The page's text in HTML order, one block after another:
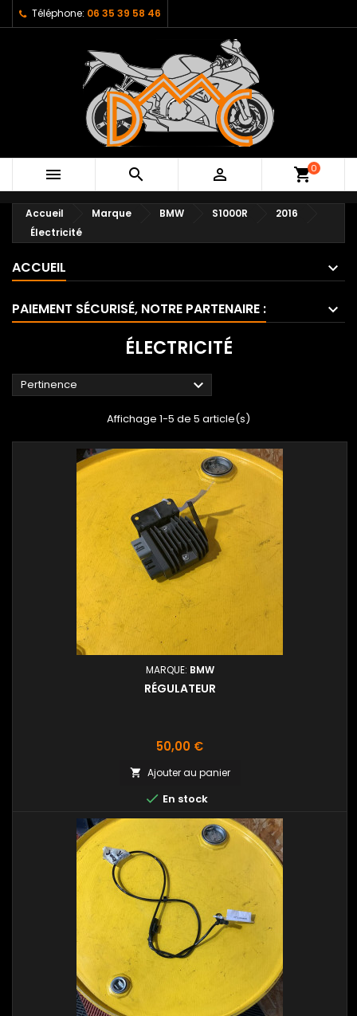
Téléphone: 06 35 39 58 46
   shopping_cart0
Accueil Marque BMW S1000R
2016
Électricité
ACCUEIL
PAIEMENT SÉCURISÉ, NOTRE PARTENAIRE :
ÉLECTRICITÉ
Pertinence 
Affichage 1-5 de 5 article(s)
MARQUE: BMW
RÉGULATEUR
Prix
50,00 €
 Ajouter au panier
 En stock